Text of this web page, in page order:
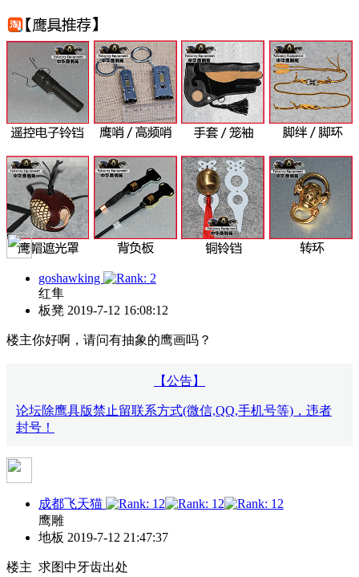
goshawking
红隼
板凳 2019-7-12 16:08:12
楼主你好啊，请问有抽象的鹰画吗？
【公告】
论坛除鹰具版禁止留联系方式(微信,QQ,手机号等)，违者
封号！
成都飞天猫
鹰雕
地板 2019-7-12 21:47:37
楼主 求图中牙齿出处